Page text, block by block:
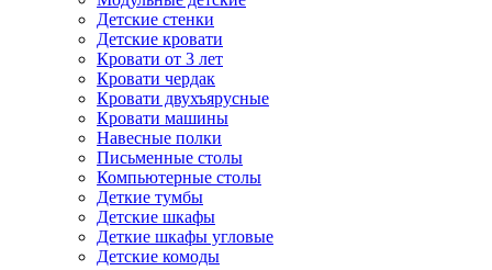
Детские стенки
Детские кровати
Кровати от 3 лет
Кровати чердак
Кровати двухъярусные
Кровати машины
Навесные полки
Письменные столы
Компьютерные столы
Деткие тумбы
Детские шкафы
Деткие шкафы угловые
Детские комоды